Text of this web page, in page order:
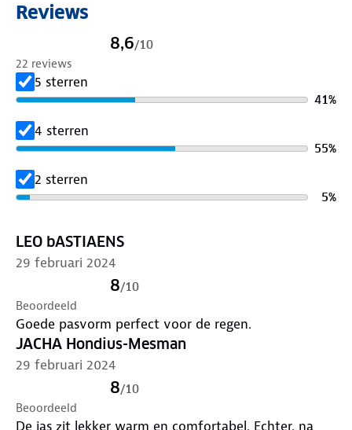
✓ Winddicht: blokkeert de wind, waardoor kou niet
door de stof heen komt
Gerecycled polyester
PET-flessen
✓ Ventilerend rugsysteem
✓ Verstelbare en oprolbare capuchon
✓ Met rits afsluitbare zakken
✓ Verstelbaar aan de onderzijde
✓ Windvanger achter de rits
✓ Binnenzak met speciale doorgang voor je
Benieuwd hoe je deze jas het beste kunt
onderhouden? Klik
Dit model is 178cm en draagt maat S
Reviews
8,6/10
22 reviews
5 sterren
41%
4 sterren
55%
2 sterren
5%
LEO bASTIAENS
29 februari 2024
8/10
Beoordeeld
Goede pasvorm perfect voor de regen.
JACHA Hondius-Mesman
29 februari 2024
8/10
Beoordeeld
De jas zit lekker warm en comfortabel. Echter, na